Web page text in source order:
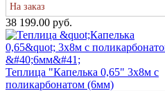
На заказ
38 199.00 руб.
Теплица "Капелька 0,65" 3х8м с
поликарбонатом (6мм)